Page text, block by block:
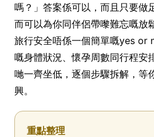
嗎？」答案係可以，而且只要做
而可以為你同伴侶帶嚟難忘嘅放
旅行安全唔係一個簡單嘅yes or
嘅身體狀況、懷孕周數同行程安
哋一齊坐低，逐個步驟拆解，等
興。
重點整理